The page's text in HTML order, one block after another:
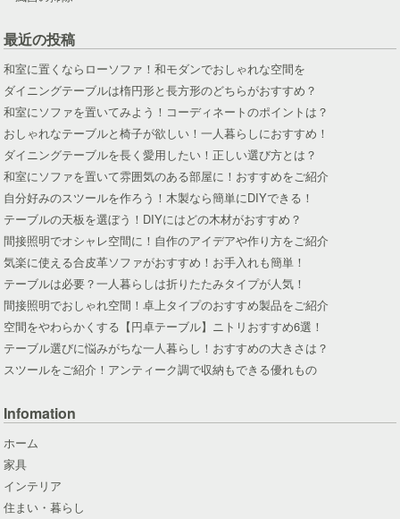
最近の投稿
和室に置くならローソファ！和モダンでおしゃれな空間を
ダイニングテーブルは楕円形と長方形のどちらがおすすめ？
和室にソファを置いてみよう！コーディネートのポイントは？
おしゃれなテーブルと椅子が欲しい！一人暮らしにおすすめ！
ダイニングテーブルを長く愛用したい！正しい選び方とは？
和室にソファを置いて雰囲気のある部屋に！おすすめをご紹介
自分好みのスツールを作ろう！木製なら簡単にDIYできる！
テーブルの天板を選ぼう！DIYにはどの木材がおすすめ？
間接照明でオシャレ空間に！自作のアイデアや作り方をご紹介
気楽に使える合皮革ソファがおすすめ！お手入れも簡単！
テーブルは必要？一人暮らしは折りたたみタイプが人気！
間接照明でおしゃれ空間！卓上タイプのおすすめ製品をご紹介
空間をやわらかくする【円卓テーブル】ニトリおすすめ6選！
テーブル選びに悩みがちな一人暮らし！おすすめの大きさは？
スツールをご紹介！アンティーク調で収納もできる優れもの
Infomation
ホーム
家具
インテリア
住まい・暮らし